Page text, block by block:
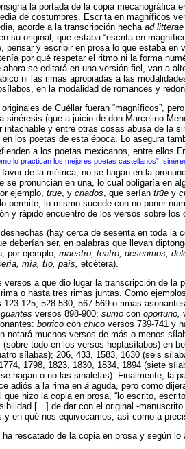
la portada de la copia mecanográfica
de costumbres. Escrita en magníficos
acorde a la transcripción hecha ad
su original, que estaba “escrita en
pensar y escribir en prosa lo que estaba en
por qué respetar el ritmo ni la forma
se editará en una versión fiel, van a
ni las rimas apropiadas a las
en la modalidad de romances y
de Cuéllar fueran “magníficos”,
sinéresis (que a juicio de don Marcelino
intachable y entre otras cosas abusa de la
los poetas de esta época. Lo asegura
a los poetas mexicanos, entre ellos
lo practican los mejores poetas castellanos”,
de la métrica, no se hagan en la
se pronuncian en una, lo cual obligaría en
ejemplo, true , y criados , que serían trüe y
permite, lo mismo sucede con no poner
y rápido encuentro de los versos sobre los
(hay cerca de sesenta en toda la
deberían ser, en palabras que llevan
por ejemplo, maestro, teatro, deseamos,
mía, tío, país, etcétera).
a que dio lugar la transcripción de la
o hasta tres rimas juntas. Como
125, 528-530, 567-569 o rimas
guantes versos 898-900; sumo con oportuno,
borrico con chico versos 739-741 y
notará muchos versos de más o menos
todo en los versos heptasílabos) en
sílabas); 206, 433, 1583, 1630 (seis
1798, 1823, 1830, 1834, 1894 (siete
hagan o no las sinalefas). Finalmente, la
adiós a la rima en á aguda, pero como
hizo la copia en prosa, “lo escrito,
[…] de dar con el original -
en qué nos equivocamos, así como a
rescatado de la copia en prosa y según lo